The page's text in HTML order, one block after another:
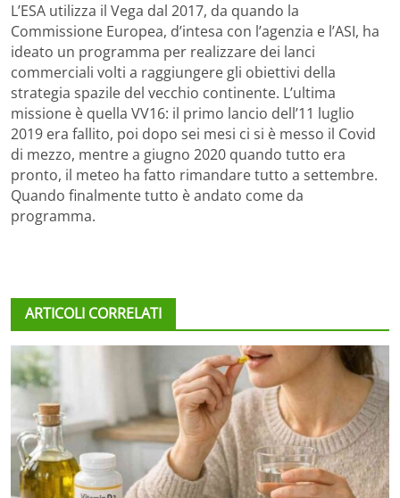
L’ESA utilizza il Vega dal 2017, da quando la
Commissione Europea, d’intesa con l’agenzia e l’ASI, ha
ideato un programma per realizzare dei lanci
commerciali volti a raggiungere gli obiettivi della
strategia spazile del vecchio continente. L’ultima
missione è quella VV16: il primo lancio dell’11 luglio
2019 era fallito, poi dopo sei mesi ci si è messo il Covid
di mezzo, mentre a giugno 2020 quando tutto era
pronto, il meteo ha fatto rimandare tutto a settembre.
Quando finalmente tutto è andato come da
programma.
ARTICOLI CORRELATI